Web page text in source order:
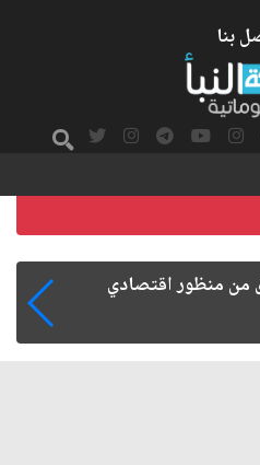
بنا
كيف اتسعت الزيارة من هويتها